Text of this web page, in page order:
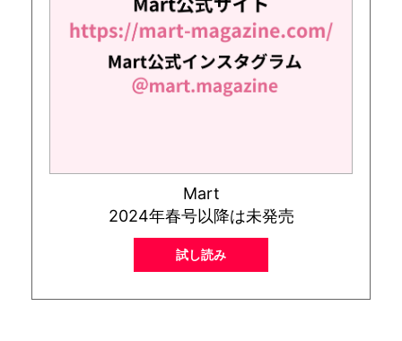
Mart
2024年春号以降は未発売
試し読み